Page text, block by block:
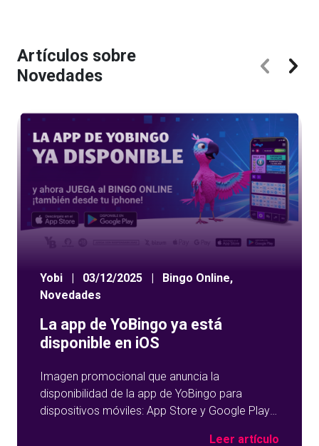
Artículos sobre
Novedades
Yobi | 03/12/2025 | Bingo Online,
Novedades
La app de YoBingo ya está
disponible en iOS
Imagen promocional que anuncia la
disponibilidad de la app de YoBingo para
dispositivos móviles: App Store y Google Play
Leer artículo